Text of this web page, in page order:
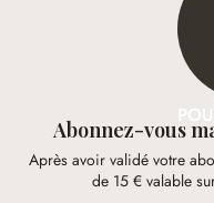
Abonnez-vous
Après avoir validé votre
de 15 € valable